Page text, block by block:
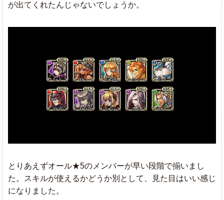
が出てくれたんじゃないでしょうか。
とりあえずオール★5のメンバーが早い段階で揃いまし
た。スキルが使えるかどうか別として、見た目はいい感じ
になりました。